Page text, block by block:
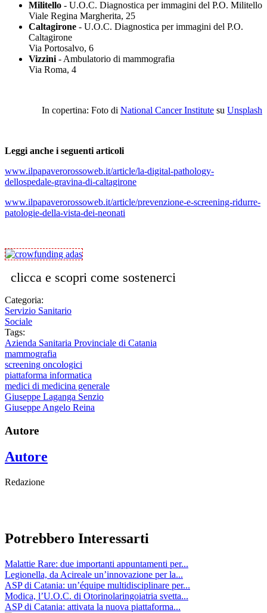
Militello - U.O.C. Diagnostica per immagini del P.O. Militello
Viale Regina Margherita, 25
Caltagirone - U.O.C. Diagnostica per immagini del P.O.
Caltagirone
Via Portosalvo, 6
Vizzini - Ambulatorio di mammografia
Via Roma, 4
In copertina: Foto di National Cancer Institute su Unsplash
Leggi anche i seguenti articoli
www.ilpapaverorossoweb.it/article/la-digital-pathology-
dellospedale-gravina-di-caltagirone
www.ilpapaverorossoweb.it/article/prevenzione-e-screening-ridurre-
patologie-della-vista-dei-neonati
clicca e scopri come sostenerci
Categoria:
Servizio Sanitario
Sociale
Tags:
Azienda Sanitaria Provinciale di Catania
mammografia
screening oncologici
piattaforma informatica
medici di medicina generale
Giuseppe Laganga Senzio
Giuseppe Angelo Reina
Autore
Autore
Redazione
Potrebbero Interessarti
Malattie Rare: due importanti appuntamenti per...
Legionella, da Acireale un’innovazione per la...
ASP di Catania: un’équipe multidisciplinare per...
Modica, l’U.O.C. di Otorinolaringoiatria svetta...
ASP di Catania: attivata la nuova piattaforma...